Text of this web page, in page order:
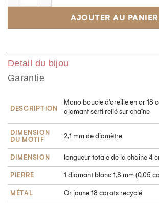
AJOUTER AU PANIER
Detail du bijou
Garantie
DESCRIPTION
Mono boucle d'oreille en or 18
diamant serti relié sur chaîne
DIMENSION
DU MOTIF
2,1 mm de diamètre
DIMENSION longueur totale de la chaîne 4
PIERRE 1 diamant blanc 1,8 mm (0,05
MÉTAL Or jaune 18 carats recyclé